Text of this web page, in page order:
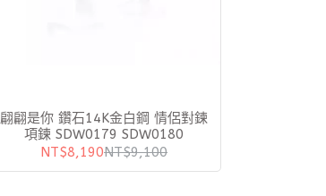
翩翩是你 鑽石14K金白鋼 情侶對鍊
項鍊 SDW0179 SDW0180
NT$8,190NT$9,100